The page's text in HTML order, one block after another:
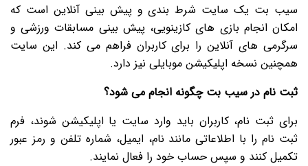
سیب بت یک سایت شرط بندی و پیش بینی آنلاین است که
امکان انجام بازی های کازینویی، پیش بینی مسابقات ورزشی و
سرگرمی های آنلاین را برای کاربران فراهم می کند. این سایت
همچنین نسخه اپلیکیشن موبایلی نیز دارد.
ثبت نام در سیب بت چگونه انجام می شود؟
برای ثبت نام، کاربران باید وارد سایت یا اپلیکیشن شوند، فرم
ثبت نام را با اطلاعاتی مانند نام، ایمیل، شماره تلفن و رمز عبور
تکمیل کنند و سپس حساب خود را فعال نمایند.